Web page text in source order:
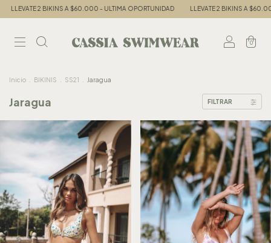
LLEVATE 2 BIKINS A $60.000 - ULTIMA OPORTUNIDAD LLEVATE 2 BIKINS A
0
Inicio BIKINIS SS21 Jaragua
Jaragua FILTRAR